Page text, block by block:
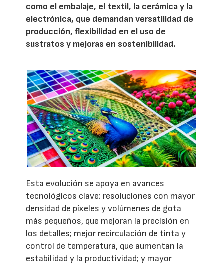
como el embalaje, el textil, la cerámica y la
electrónica, que demandan versatilidad de
producción, flexibilidad en el uso de
sustratos y mejoras en sostenibilidad.
Esta evolución se apoya en avances
tecnológicos clave: resoluciones con mayor
densidad de píxeles y volúmenes de gota
más pequeños, que mejoran la precisión en
los detalles; mejor recirculación de tinta y
control de temperatura, que aumentan la
estabilidad y la productividad; y mayor